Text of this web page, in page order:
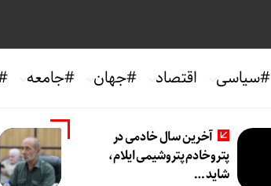
#سیاسی اقتصاد #جهان #جامعه
آخرین سال خادمی در
پتروخادم پتروشیمی ایلام،
شاید …